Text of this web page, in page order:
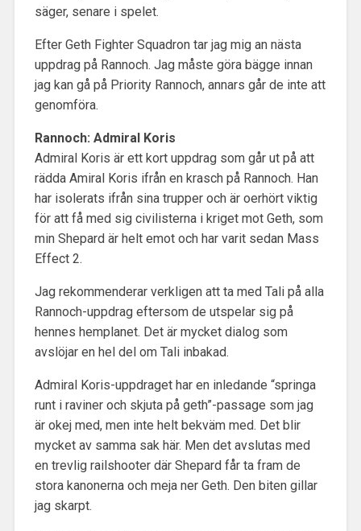
säger, senare i spelet.
Efter Geth Fighter Squadron tar jag mig an nästa
uppdrag på Rannoch. Jag måste göra bägge innan
jag kan gå på Priority Rannoch, annars går de inte att
genomföra.
Rannoch: Admiral Koris
Admiral Koris är ett kort uppdrag som går ut på att
rädda Amiral Koris ifrån en krasch på Rannoch. Han
har isolerats ifrån sina trupper och är oerhört viktig
för att få med sig civilisterna i kriget mot Geth, som
min Shepard är helt emot och har varit sedan Mass
Effect 2.
Jag rekommenderar verkligen att ta med Tali på alla
Rannoch-uppdrag eftersom de utspelar sig på
hennes hemplanet. Det är mycket dialog som
avslöjar en hel del om Tali inbakad.
Admiral Koris-uppdraget har en inledande “springa
runt i raviner och skjuta på geth”-passage som jag
är okej med, men inte helt bekväm med. Det blir
mycket av samma sak här. Men det avslutas med
en trevlig railshooter där Shepard får ta fram de
stora kanonerna och meja ner Geth. Den biten gillar
jag skarpt.